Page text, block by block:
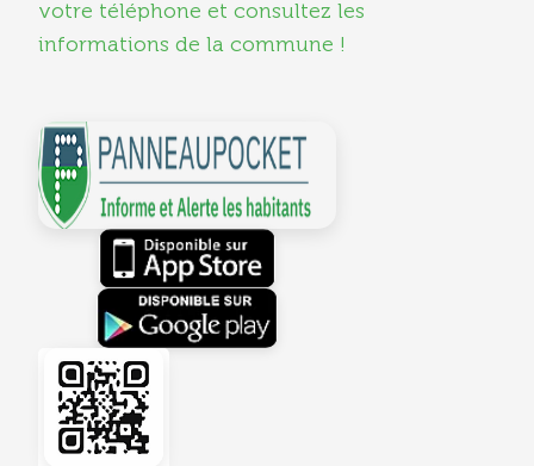
votre téléphone et consultez les
informations de la commune !